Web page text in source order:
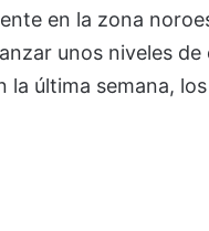
en la zona
unos niveles de
última semana,